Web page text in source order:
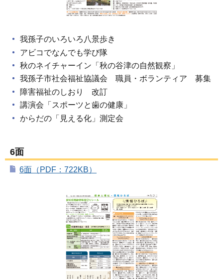
我孫子のいろいろ八景歩き
アビコでなんでも学び隊
秋のネイチャーイン「秋の谷津の自然観察」
我孫子市社会福祉協議会 職員・ボランティア 募集
障害福祉のしおり 改訂
講演会「スポーツと歯の健康」
からだの「見える化」測定会
6面
6面（PDF：722KB）